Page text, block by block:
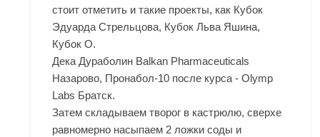
стоит отметить и такие проекты, как Кубок
Эдуарда Стрельцова, Кубок Льва Яшина,
Кубок О.
Дека Дураболин Balkan Pharmaceuticals
Назарово, Пронабол-10 после курса - Olymp
Labs Братск.
Затем складываем творог в кастрюлю, сверхе
равномерно насыпаем 2 ложки соды и